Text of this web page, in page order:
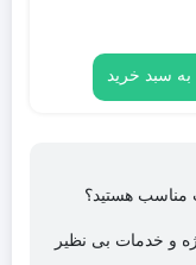
به سبد خرید
مناسب هستید؟
و خدمات بی نظیر